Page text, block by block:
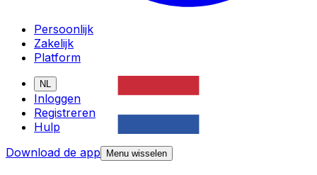
Persoonlijk
Zakelijk
Platform
NL
Inloggen
Registreren
Hulp
Download de app
Menu wisselen